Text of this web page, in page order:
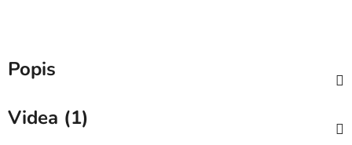
Popis
Videa (1)